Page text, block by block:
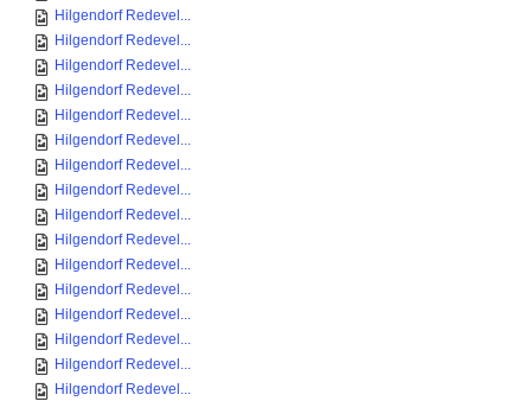
Hilgendorf Redevel...
Hilgendorf Redevel...
Hilgendorf Redevel...
Hilgendorf Redevel...
Hilgendorf Redevel...
Hilgendorf Redevel...
Hilgendorf Redevel...
Hilgendorf Redevel...
Hilgendorf Redevel...
Hilgendorf Redevel...
Hilgendorf Redevel...
Hilgendorf Redevel...
Hilgendorf Redevel...
Hilgendorf Redevel...
Hilgendorf Redevel...
Hilgendorf Redevel...